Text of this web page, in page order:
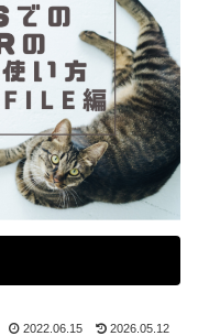
2022.06.15 2026.05.12